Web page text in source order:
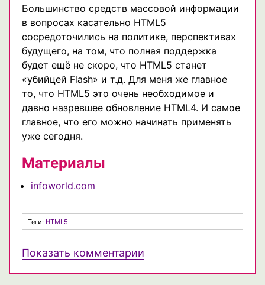
Большинство средств массовой информации
в вопросах касательно HTML5
сосредоточились на политике, перспективах
будущего, на том, что полная поддержка
будет ещё не скоро, что HTML5 станет
«убийцей Flash» и т.д. Для меня же главное
то, что HTML5 это очень необходимое и
давно назревшее обновление HTML4. И самое
главное, что его можно начинать применять
уже сегодня.
Материалы
infoworld.com
Теги: HTML5
Показать комментарии